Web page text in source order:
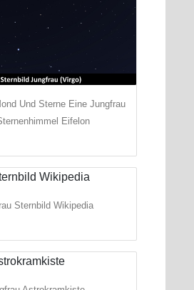
Und Sterne Eine Jungfrau
Eifelon
Sternbild Wikipedia